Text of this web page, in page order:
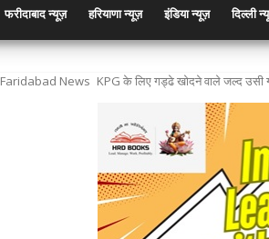
फरीदाबाद न्यूज़ हरियाणा न्यूज़ इंडिया न्यूज़ दिल्ली
Faridabad News KPG के लिए गड्ढे खोदने वाले जल्द उसी